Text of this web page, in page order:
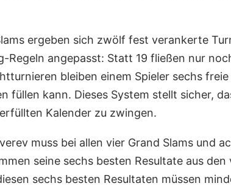
ergeben sich zwölf fest verankerte
Regeln angepasst: Statt 19 fließen nur
bleiben einem Spieler sechs
füllen kann. Dieses System stellt sicher,
Kalender zu zwingen.
muss bei allen vier Grand Slams und
seine sechs besten Resultate aus
sechs besten Resultaten müssen